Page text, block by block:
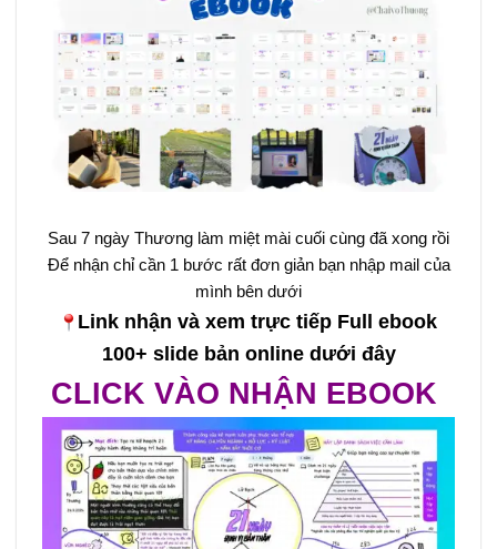
Sau 7 ngày Thương làm miệt mài cuối cùng đã xong rồi
Để nhận chỉ cần 1 bước rất đơn giản bạn nhập mail của
mình bên dưới
Link nhận và xem trực tiếp Full ebook
100+ slide bản online dưới đây
CLICK VÀO NHẬN EBOOK